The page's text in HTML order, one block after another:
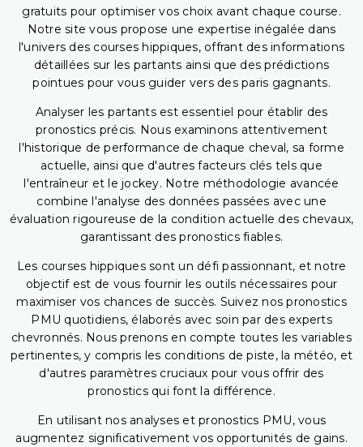
gratuits pour optimiser vos choix avant chaque course.
Notre site vous propose une expertise inégalée dans
l'univers des courses hippiques, offrant des informations
détaillées sur les partants ainsi que des prédictions
pointues pour vous guider vers des paris gagnants.
Analyser les partants est essentiel pour établir des
pronostics précis. Nous examinons attentivement
l'historique de performance de chaque cheval, sa forme
actuelle, ainsi que d'autres facteurs clés tels que
l'entraîneur et le jockey. Notre méthodologie avancée
combine l'analyse des données passées avec une
évaluation rigoureuse de la condition actuelle des chevaux,
garantissant des pronostics fiables.
Les courses hippiques sont un défi passionnant, et notre
objectif est de vous fournir les outils nécessaires pour
maximiser vos chances de succès. Suivez nos pronostics
PMU quotidiens, élaborés avec soin par des experts
chevronnés. Nous prenons en compte toutes les variables
pertinentes, y compris les conditions de piste, la météo, et
d'autres paramètres cruciaux pour vous offrir des
pronostics qui font la différence.
En utilisant nos analyses et pronostics PMU, vous
augmentez significativement vos opportunités de gains.